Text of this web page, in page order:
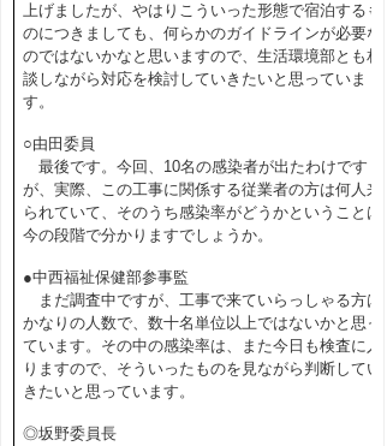
上げましたが、やはりこういった形態で宿泊するも
のにつきましても、何らかのガイドラインが必要な
のではないかなと思いますので、生活環境部とも相
談しながら対応を検討していきたいと思っていま
す。
○由田委員
最後です。今回、10名の感染者が出たわけです
が、実際、この工事に関係する従業者の方は何人来
られていて、そのうち感染率がどうかということは
今の段階で分かりますでしょうか。
●中西福祉保健部参事監
まだ調査中ですが、工事で来ていらっしゃる方は
かなりの人数で、数十名単位以上ではないかと思っ
ています。その中の感染率は、また今日も検査に入
りますので、そういったものを見ながら判断してい
きたいと思っています。
◎坂野委員長